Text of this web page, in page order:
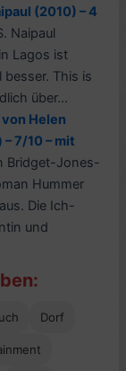
(2010) – 4
Naipaul
Lagos ist
This is
über...
Helen
7/10 – mit
Bridget-Jones-
Hummer
Die Ich-
und
Dorf